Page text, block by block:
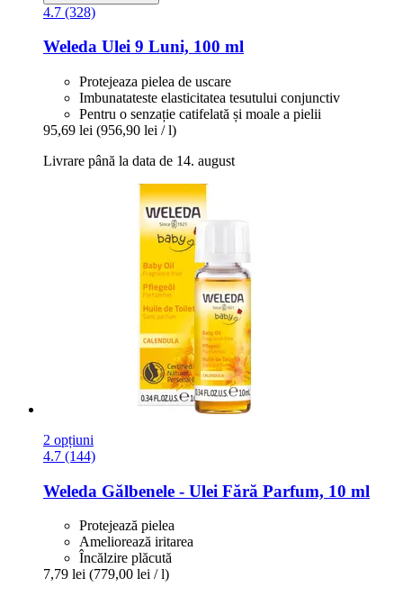
4.7 (328)
Weleda Ulei 9 Luni, 100 ml
Protejeaza pielea de uscare
Imbunatateste elasticitatea tesutului conjunctiv
Pentru o senzație catifelată și moale a pielii
95,69 lei (956,90 lei / l)
Livrare până la data de 14. august
2 opțiuni
4.7 (144)
Weleda Gălbenele -​ Ulei Fără Parfum, 10 ml
Protejează pielea
Ameliorează iritarea
Încălzire plăcută
7,79 lei (779,00 lei / l)